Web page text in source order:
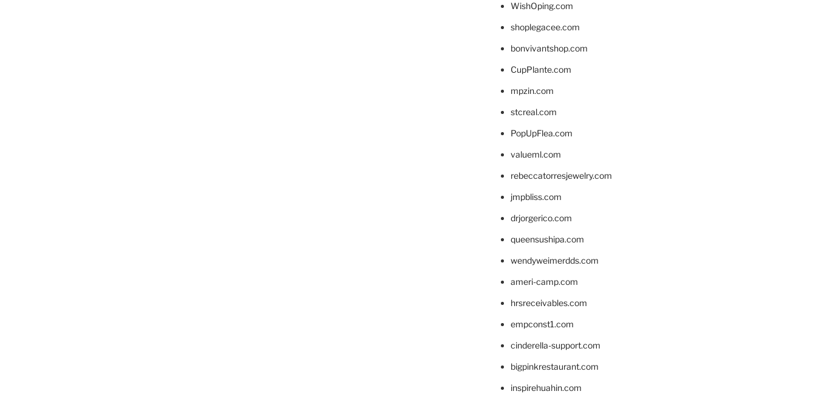
WishOping.com
shoplegacee.com
bonvivantshop.com
CupPlante.com
mpzin.com
stcreal.com
PopUpFlea.com
valueml.com
rebeccatorresjewelry.com
jmpbliss.com
drjorgerico.com
queensushipa.com
wendyweimerdds.com
ameri-camp.com
hrsreceivables.com
empconst1.com
cinderella-support.com
bigpinkrestaurant.com
inspirehuahin.com